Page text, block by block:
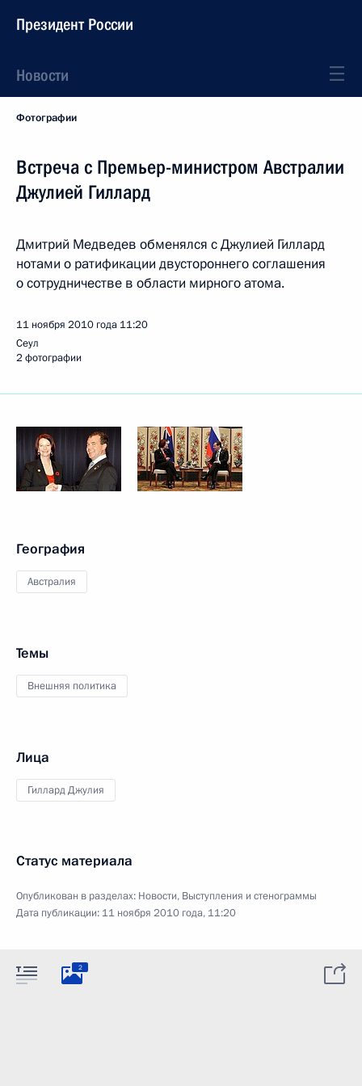
Президент России
Новости
Фотографии
Встреча с Премьер-министром Австралии
Джулией Гиллард
Дмитрий Медведев обменялся с Джулией Гиллард
нотами о ратификации двустороннего соглашения
о сотрудничестве в области мирного атома.
11 ноября 2010 года 11:20
Сеул
2 фотографии
География
Австралия
Темы
Внешняя политика
Лица
Гиллард Джулия
Статус материала
Опубликован в разделах: Новости, Выступления и стенограммы
Дата публикации: 11 ноября 2010 года, 11:20
2